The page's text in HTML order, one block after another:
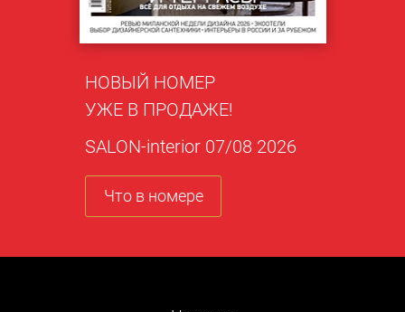
НОВЫЙ НОМЕР
УЖЕ В ПРОДАЖЕ!
SALON-interior 07/08 2026
Что в номере